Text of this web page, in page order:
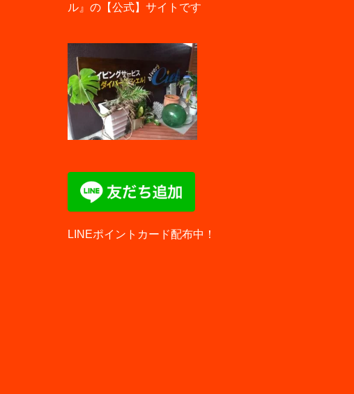
ル』の【公式】サイトです
LINEポイントカード配布中！